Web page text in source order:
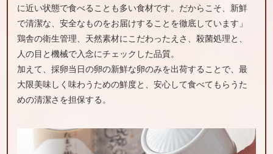
に近い状態で食べることも多い食材です。だからこそ、新鮮
で清潔な、安全なものをお届けすることを徹底しています」
鶏舎の衛生管理、天然素材にこだわったえさ、殺菌処理と、
人の目と機械で入念にチェックした品質。
加えて、採卵当日の卵の新鮮な卵のみを出荷することで、最
大限美味しく味わうための鮮度と、安心して食べてもらうた
めの清潔さを担保する。